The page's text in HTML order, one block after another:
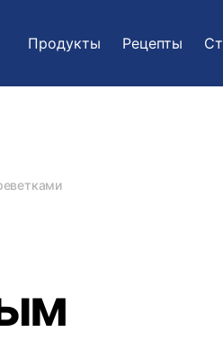
Продукты Рецепты